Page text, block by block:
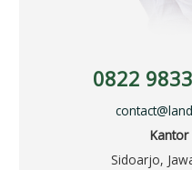
0822
Kantor
Sidoarjo,